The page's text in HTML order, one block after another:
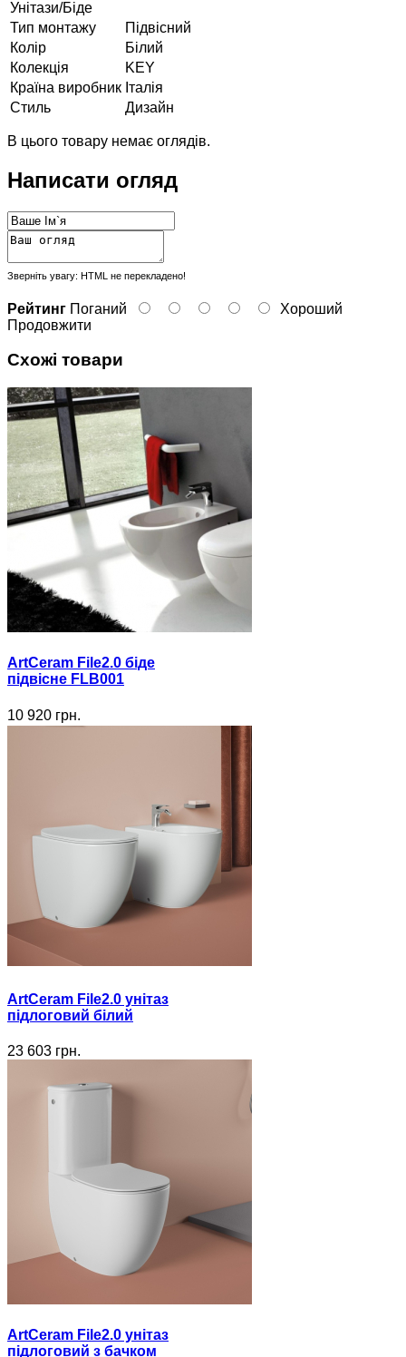
Унітази/Біде
Тип монтажу
Підвісний
Колір
Білий
Колекція
KEY
Країна виробник Італія
Стиль
Дизайн
В цього товару немає оглядів.
Написати огляд
Зверніть увагу: HTML не перекладено!
Рейтинг Поганий
Хороший
Продовжити
Схожі товари
ArtCeram File2.0 біде
підвісне FLB001
10 920 грн.
ArtCeram File2.0 унітаз
підлоговий білий
23 603 грн.
ArtCeram File2.0 унітаз
підлоговий з бачком